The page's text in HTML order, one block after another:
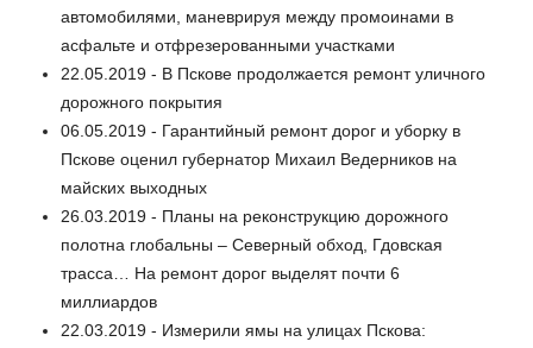
автомобилями, маневрируя между промоинами в
асфальте и отфрезерованными участками
22.05.2019 - В Пскове продолжается ремонт уличного
дорожного покрытия
06.05.2019 - Гарантийный ремонт дорог и уборку в
Пскове оценил губернатор Михаил Ведерников на
майских выходных
26.03.2019 - Планы на реконструкцию дорожного
полотна глобальны – Северный обход, Гдовская
трасса… На ремонт дорог выделят почти 6
миллиардов
22.03.2019 - Измерили ямы на улицах Пскова: